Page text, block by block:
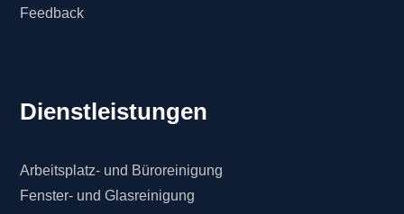
Feedback
Dienstleistungen
Arbeitsplatz- und Büroreinigung
Fenster- und Glasreinigung